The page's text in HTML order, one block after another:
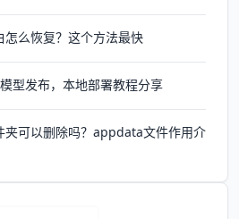
么恢复？这个方法最快
型发布，本地部署教程分享
可以删除吗？appdata文件作用介